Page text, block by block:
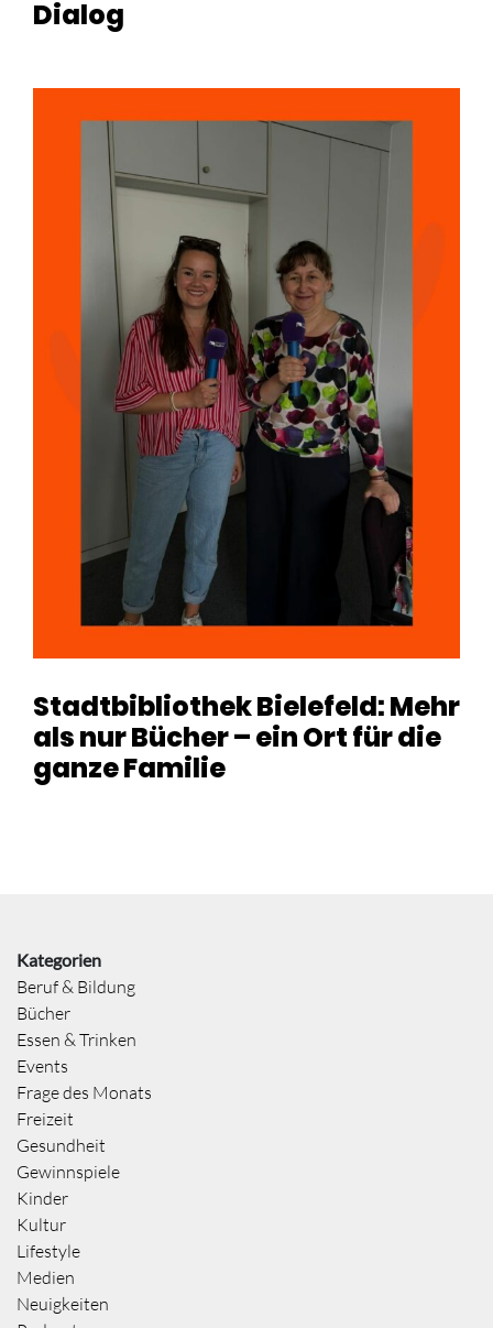
Dialog
Stadtbibliothek Bielefeld: Mehr
als nur Bücher – ein Ort für die
ganze Familie
Kategorien
Beruf & Bildung
Bücher
Essen & Trinken
Events
Frage des Monats
Freizeit
Gesundheit
Gewinnspiele
Kinder
Kultur
Lifestyle
Medien
Neuigkeiten